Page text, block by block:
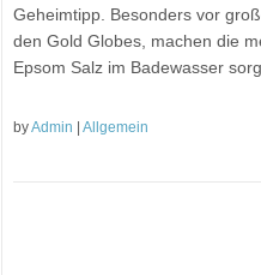
Geheimtipp. Besonders vor
den Gold Globes, machen die
Epsom Salz im Badewasser
byAdmin |Allgemein